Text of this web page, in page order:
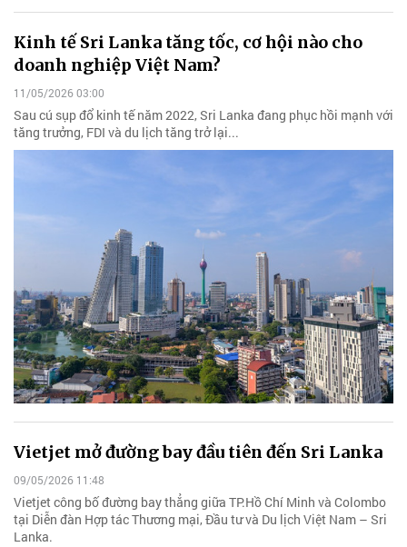
Kinh tế Sri Lanka tăng tốc, cơ hội nào cho
doanh nghiệp Việt Nam?
11/05/2026 03:00
Sau cú sụp đổ kinh tế năm 2022, Sri Lanka đang phục hồi mạnh với
tăng trưởng, FDI và du lịch tăng trở lại...
Vietjet mở đường bay đầu tiên đến Sri Lanka
09/05/2026 11:48
Vietjet công bố đường bay thẳng giữa TP.Hồ Chí Minh và Colombo
tại Diễn đàn Hợp tác Thương mại, Đầu tư và Du lịch Việt Nam – Sri
Lanka.